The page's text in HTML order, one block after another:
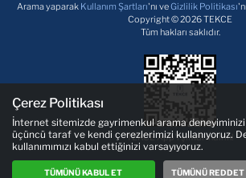
Arama yaparak Kullanım Şartları'nı veGizlilik Politikası
Copyright © 2026 TEKCE
Tüm hakları saklıdır.
TEKCE App'i şimdi indirin!
Çerez Politikası
İnternet sitemizde gayrimenkul arama
üçüncü taraf ve kendi çerezlerimizi kullanıyoruz.
kullanımımızı kabul ettiğinizi varsayıyoruz.
TÜMÜNÜ KABUL ET TÜMÜNÜ REDDET